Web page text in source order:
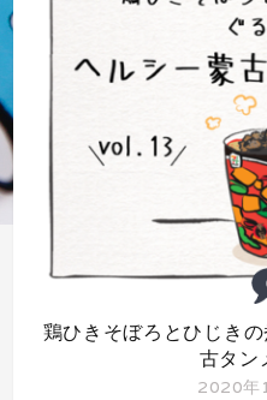
鶏ひきそぼろとひじき
古タン
2020年